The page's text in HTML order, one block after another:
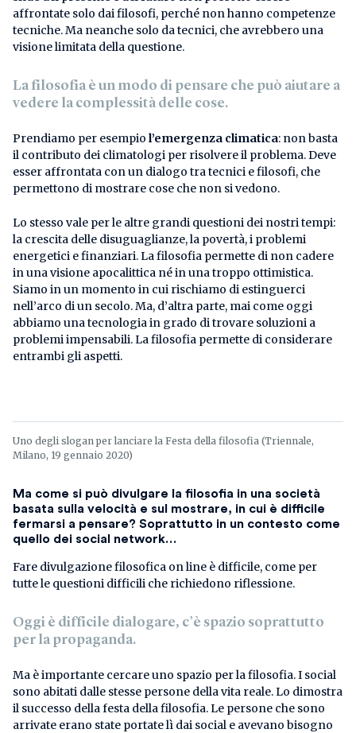
affrontate solo dai filosofi, perché non hanno competenze
tecniche. Ma neanche solo da tecnici, che avrebbero una
visione limitata della questione.
La filosofia è un modo di pensare che può aiutare a
vedere la complessità delle cose.
Prendiamo per esempio l’emergenza climatica: non basta
il contributo dei climatologi per risolvere il problema. Deve
esser affrontata con un dialogo tra tecnici e filosofi, che
permettono di mostrare cose che non si vedono.
Lo stesso vale per le altre grandi questioni dei nostri tempi:
la crescita delle disuguaglianze, la povertà, i problemi
energetici e finanziari. La filosofia permette di non cadere
in una visione apocalittica né in una troppo ottimistica.
Siamo in un momento in cui rischiamo di estinguerci
nell’arco di un secolo. Ma, d’altra parte, mai come oggi
abbiamo una tecnologia in grado di trovare soluzioni a
problemi impensabili. La filosofia permette di considerare
entrambi gli aspetti.
Uno degli slogan per lanciare la Festa della filosofia (Triennale,
Milano, 19 gennaio 2020)
Ma come si può divulgare la filosofia in una società
basata sulla velocità e sul mostrare, in cui è difficile
fermarsi a pensare? Soprattutto in un contesto come
quello dei social network…
Fare divulgazione filosofica on line è difficile, come per
tutte le questioni difficili che richiedono riflessione.
Oggi è difficile dialogare, c’è spazio soprattutto
per la propaganda.
Ma è importante cercare uno spazio per la filosofia. I social
sono abitati dalle stesse persone della vita reale. Lo dimostra
il successo della festa della filosofia. Le persone che sono
arrivate erano state portate lì dai social e avevano bisogno